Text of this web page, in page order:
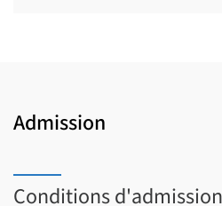
Admission
Conditions d'admission